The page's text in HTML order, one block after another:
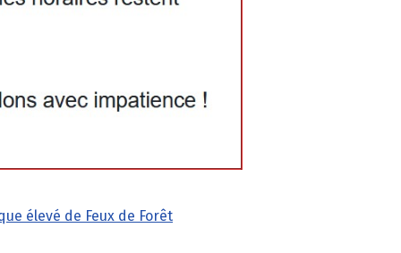
élevé de Feux de Forêt